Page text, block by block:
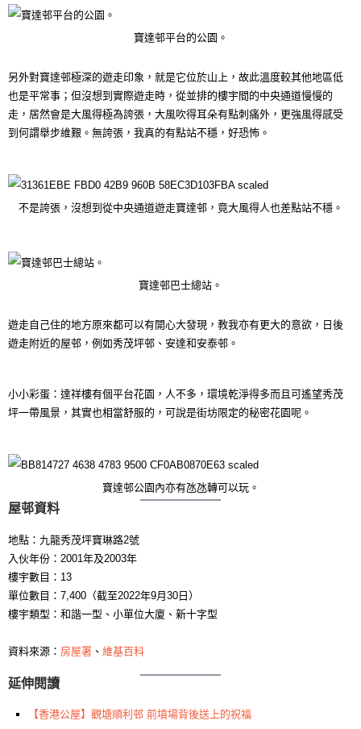
寶達邨平台的公園。
另外對寶達邨極深的遊走印象，就是它位於山上，故此溫度較其他地區低
也是平常事；但沒想到實際遊走時，從並排的樓宇間的中央通道慢慢的
走，居然會是大風得極為誇張，大風吹得耳朵有點刺痛外，更強風得感受
到何謂舉步維艱。無誇張，我真的有點站不穩，好恐怖。
不是誇張，沒想到從中央通道遊走寶達邨，竟大風得人也差點站不穩。
寶達邨巴士總站。
遊走自己住的地方原來都可以有開心大發現，教我亦有更大的意欲，日後
遊走附近的屋邨，例如秀茂坪邨、安達和安泰邨。
小小彩蛋：達祥樓有個平台花園，人不多，環境乾淨得多而且可遙望秀茂
坪一帶風景，其實也相當舒服的，可說是街坊限定的秘密花園呢。
寶達邨公園內亦有氹氹轉可以玩。
屋邨資料
地點：九龍秀茂坪寶琳路2號
入伙年份：2001年及2003年
樓宇數目：13
單位數目：7,400（截至2022年9月30日）
樓宇類型：和諧一型、小單位大廈、新十字型
資料來源： 房屋署 、 維基百科
延伸閱讀
【香港公屋】觀塘順利邨 前墳場背後送上的祝福